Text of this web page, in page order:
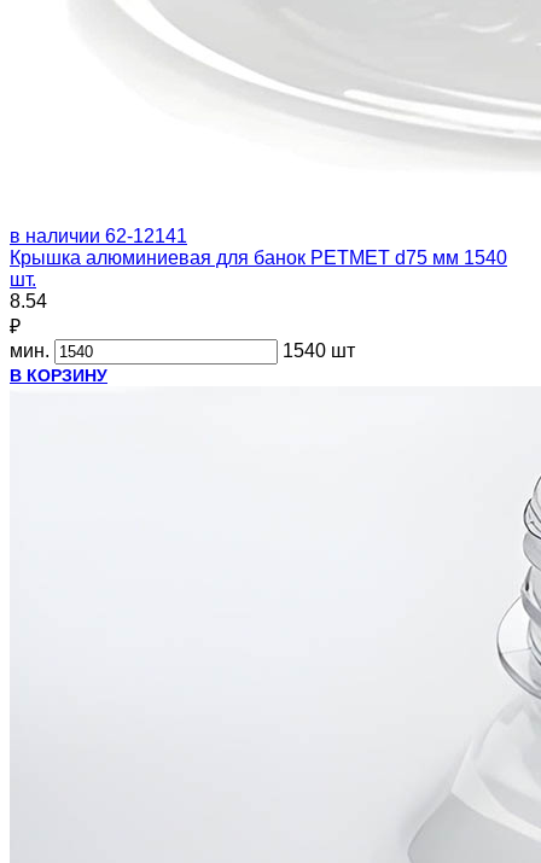
в наличии 62-12141
Крышка алюминиевая для банок PETMET d75 мм 1540
шт.
8.54
₽
мин.
1540 шт
В КОРЗИНУ